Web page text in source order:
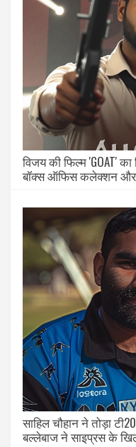
विजय की फिल्म 'GOAT'
बॉक्स ऑफिस कलेक्शन और
साहिल चौहान ने तोड़ा
बल्लेबाज ने साइप्रस के